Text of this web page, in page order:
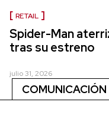
RETAIL
Spider-Man
tras su estreno
julio 31, 2026
COMUNICACIÓN